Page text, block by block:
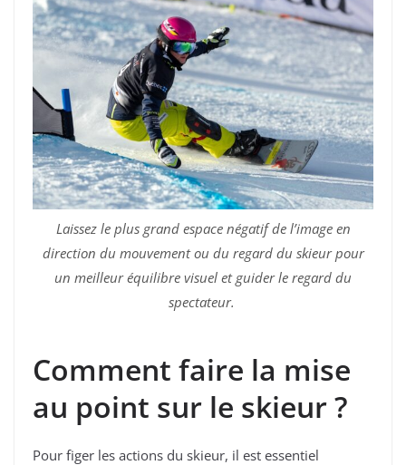
Laissez le plus grand espace négatif de l’image en
direction du mouvement ou du regard du skieur pour
un meilleur équilibre visuel et guider le regard du
spectateur.
Comment faire la mise
au point sur le skieur ?
Pour figer les actions du skieur, il est essentiel